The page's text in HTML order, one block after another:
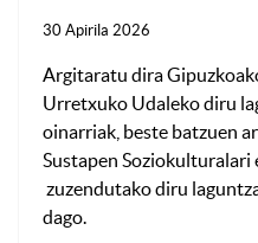
30 Apirila 2026
Argitaratu dira
Urretxuko Udaleko diru
oinarriak, beste batzuen
Sustapen Soziokulturalari
zuzendutako diru
dago.